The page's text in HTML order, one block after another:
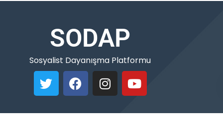
SODAP
Sosyalist Dayanışma Platformu